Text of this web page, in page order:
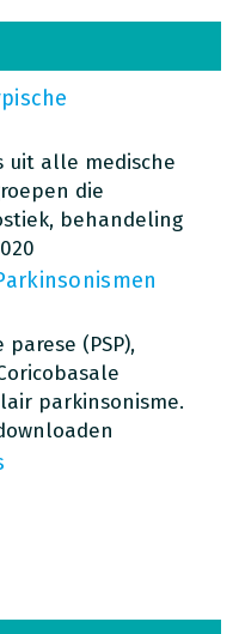
uit alle medische
die
behandeling
(PSP),
parkinsonisme.